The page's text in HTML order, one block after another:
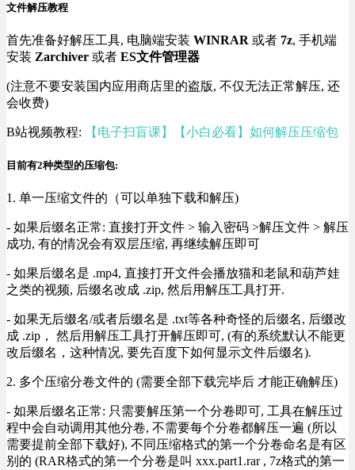
文件解压教程
首先准备好解压工具, 电脑端安装 WINRAR 或者 7z, 手机端
安装 Zarchiver 或者 ES文件管理器
(注意不要安装国内应用商店里的盗版, 不仅无法正常解压, 还
会收费)
B站视频教程: 【电子扫盲课】【小白必看】如何解压压缩包
目前有2种类型的压缩包:
1. 单一压缩文件的（可以单独下载和解压)
- 如果后缀名正常: 直接打开文件 > 输入密码 >解压文件 > 解压
成功, 有的情况会有双层压缩, 再继续解压即可
- 如果后缀名是 .mp4, 直接打开文件会播放猫和老鼠和葫芦娃
之类的视频, 后缀名改成 .zip, 然后用解压工具打开.
- 如果无后缀名/或者后缀名是 .txt等各种奇怪的后缀名, 后缀改
成 .zip， 然后用解压工具打开解压即可, (有的系统默认不能更
改后缀名，这种情况, 要先百度下如何显示文件后缀名).
2. 多个压缩分卷文件的 (需要全部下载完毕后 才能正确解压)
- 如果后缀名正常: 只需要解压第一个分卷即可, 工具在解压过
程中会自动调用其他分卷, 不需要每个分卷都解压一遍 (所以
需要提前全部下载好), 不同压缩格式的第一个分卷命名是有区
别的 (RAR格式的第一个分卷是叫 xxx.part1.rar , 7z格式的第一